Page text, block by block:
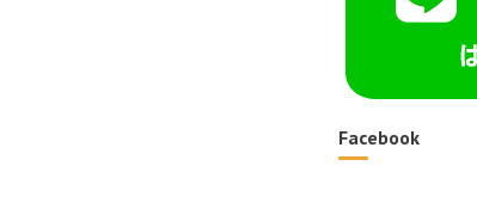
Facebook